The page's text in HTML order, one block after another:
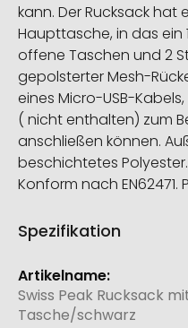
kann. Der Rucksack
Haupttasche, in das ein
offene Taschen und 2
gepolsterter Mesh-
eines Micro-USB-
( nicht enthalten) zum
anschließen können.
beschichtetes Polyester.
Konform nach EN62471.
Spezifikation
Weitere
Informationen
Swiss Peak Rucksack
Tasche/schwarz